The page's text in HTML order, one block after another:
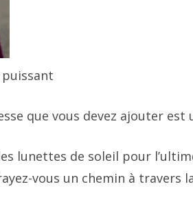
que vous devez ajouter est
lunettes de soleil pour
vous un chemin à travers